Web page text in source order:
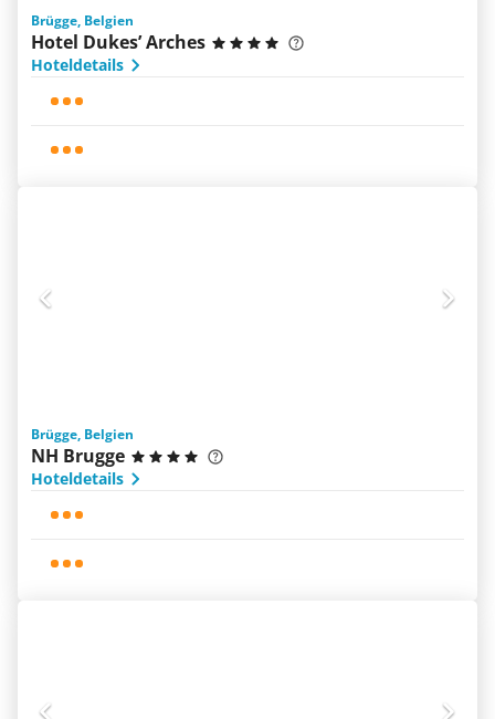
Brügge, Belgien
Hotel Dukes’ Arches
Hoteldetails
Brügge, Belgien
NH Brugge
Hoteldetails